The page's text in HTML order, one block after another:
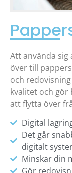
Att använda sig
över till
och
kvalitet och gör
att flytta över
Digital
Det går
digitalt
Minskar din